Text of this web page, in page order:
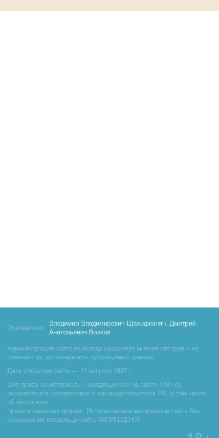
Основатели:
Владимир Владимирович Шахиджанян, Дмитрий
Анатольевич Волков
Администрация сайта не всегда разделяет мнения авторов и не
отвечает за достоверность публикуемых данных.
Дата открытия сайта — 17 августа 1997 г.
Все права на материалы, находящиемся на сайте 1001.ru,
охраняются в соответствии с законодательством РФ, в том числе,
об авторском
праве и смежных правах. Использование материалов сайте без
разрешения владельца сайта ЗАПРЕЩЕНО!